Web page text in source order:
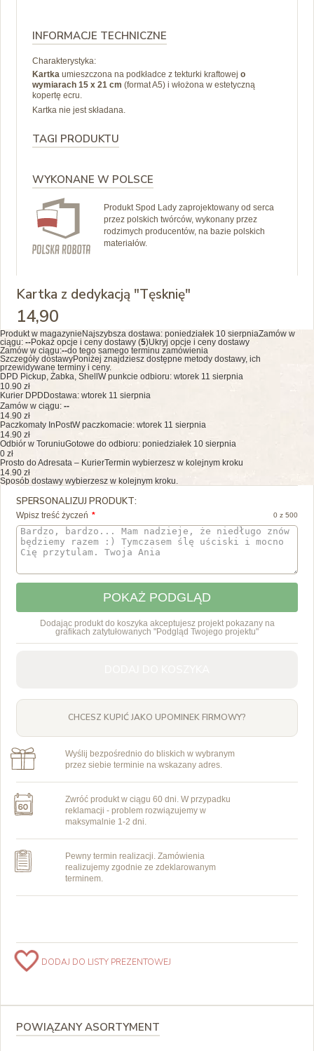
INFORMACJE TECHNICZNE
Charakterystyka:
Kartka umieszczona na podkładce z tekturki kraftowej o
wymiarach 15 x 21 cm (format A5) i włożona w estetyczną
kopertę ecru.
Kartka nie jest składana.
TAGI PRODUKTU
WYKONANE W POLSCE
Produkt Spod Lady zaprojektowany od serca
przez polskich twórców, wykonany przez
rodzimych producentów, na bazie polskich
materiałów.
Kartka z dedykacją "Tęsknię"
14,90
Produkt w magazynie Najszybsza dostawa: poniedziałek 10 sierpniaZamów w
ciągu: --Pokaż opcje i ceny dostawy (5)Ukryj opcje i ceny dostawy
Zamów w ciągu:--do tego samego terminu zamówienia
Szczegóły dostawyPoniżej znajdziesz dostępne metody dostawy, ich
przewidywane terminy i ceny.
DPD Pickup, Żabka, Shell W punkcie odbioru: wtorek 11 sierpnia
10.90 zł
Kurier DPD Dostawa: wtorek 11 sierpnia
Zamów w ciągu: --
14.90 zł
Paczkomaty InPostW paczkomacie: wtorek 11 sierpnia
14.90 zł
Odbiór w ToruniuGotowe do odbioru: poniedziałek 10 sierpnia
0 zł
Prosto do Adresata – KurierTermin wybierzesz w kolejnym kroku
14.90 zł
Sposób dostawy wybierzesz w kolejnym kroku.
SPERSONALIZUJ PRODUKT:
Wpisz treść życzeń 0 z 500
POKAŻ PODGLĄD
Dodając produkt do koszyka akceptujesz projekt pokazany na
grafikach zatytułowanych "Podgląd Twojego projektu"
CHCESZ KUPIĆ JAKO UPOMINEK FIRMOWY?
Wyślij bezpośrednio do bliskich w wybranym
przez siebie terminie na wskazany adres.
Zwróć produkt w ciągu 60 dni. W przypadku
reklamacji - problem rozwiązujemy w
maksymalnie 1-2 dni.
Pewny termin realizacji. Zamówienia
realizujemy zgodnie ze zdeklarowanym
terminem.
DODAJ DO LISTY PREZENTOWEJ
POWIĄZANY ASORTYMENT